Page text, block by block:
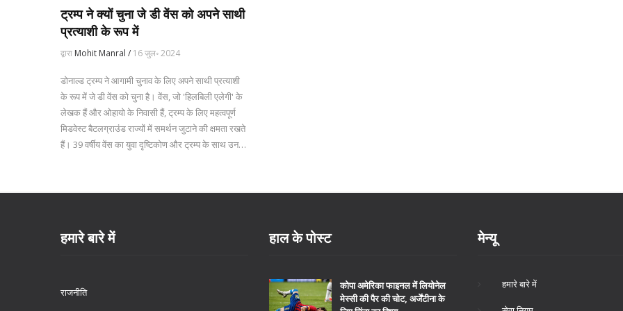
ट्रम्प ने क्यों चुना जे डी वेंस को अपने साथी
प्रत्याशी के रूप में
द्वारा Mohit Manral / 16 जुल॰ 2024
डोनाल्ड ट्रम्प ने आगामी चुनाव के लिए अपने साथी प्रत्याशी
के रूप में जे डी वेंस को चुना है। वेंस, जो 'हिलबिली एलेगी' के
लेखक हैं और ओहायो के निवासी हैं, ट्रम्प के लिए महत्वपूर्ण
मिडवेस्ट बैटलग्राउंड राज्यों में समर्थन जुटाने की क्षमता रखते
हैं। 39 वर्षीय वेंस का युवा दृष्टिकोण और ट्रम्प के साथ उनकी
हमारे बारे में
राजनीति
हाल के पोस्ट
कोपा अमेरिका फाइनल में लियोनेल
मेस्सी की पैर की चोट, अर्जेंटीना के
मेन्यू
हमारे बारे में